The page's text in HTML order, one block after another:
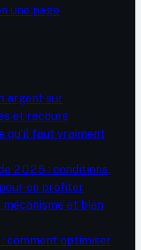
une page
argent sur
et recours
qu’il faut vraiment
2025 : conditions,
en profiter
et bien
comment optimiser